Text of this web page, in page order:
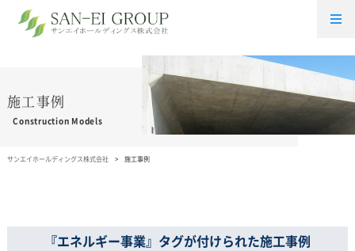
施工事例
Construction Models
サンエイホールディングス株式会社 施工事例
『エネルギー事業』タグが付けられた施工事例